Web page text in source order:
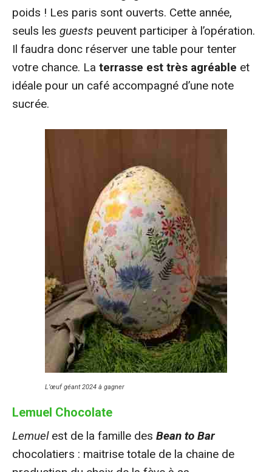
poids ! Les paris sont ouverts. Cette année,
seuls les guests peuvent participer à l’opération.
Il faudra donc réserver une table pour tenter
votre chance. La terrasse est très agréable et
idéale pour un café accompagné d’une note
sucrée.
L’œuf géant 2024 à gagner
Lemuel Chocolate
Lemuelest de la famille des Bean to Bar
chocolatiers : maitrise totale de la chaine de